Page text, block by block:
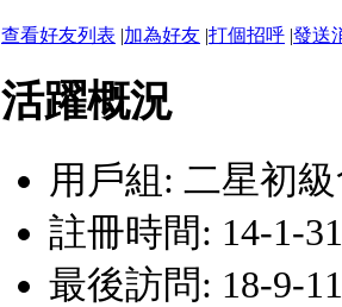
查看好友列表 |加為好友 |打個招呼 |發送
活躍概況
用戶組: 二星初
註冊時間: 14-1-
最後訪問: 18-9-